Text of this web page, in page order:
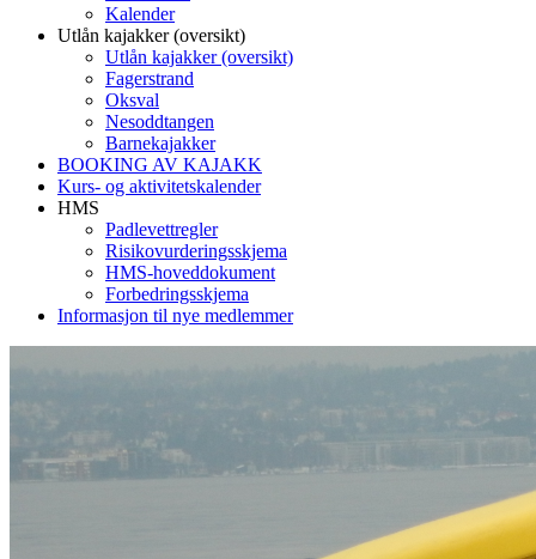
Kalender
Utlån kajakker (oversikt)
Utlån kajakker (oversikt)
Fagerstrand
Oksval
Nesoddtangen
Barnekajakker
BOOKING AV KAJAKK
Kurs- og aktivitetskalender
HMS
Padlevettregler
Risikovurderingsskjema
HMS-hoveddokument
Forbedringsskjema
Informasjon til nye medlemmer